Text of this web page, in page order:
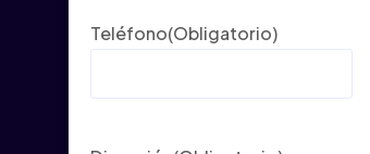
Teléfono(Obligatorio)